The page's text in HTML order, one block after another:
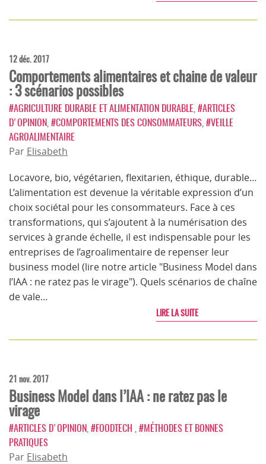
12 déc. 2017
Comportements alimentaires et chaine de valeur
: 3 scénarios possibles
#AGRICULTURE DURABLE ET ALIMENTATION DURABLE #ARTICLES
D'OPINION #COMPORTEMENTS DES CONSOMMATEURS #VEILLE
AGROALIMENTAIRE
Par Elisabeth
Locavore, bio, végétarien, flexitarien, éthique, durable…
L’alimentation est devenue la véritable expression d’un
choix sociétal pour les consommateurs. Face à ces
transformations, qui s’ajoutent à la numérisation des
services à grande échelle, il est indispensable pour les
entreprises de l’agroalimentaire de repenser leur
business model (lire notre article "Business Model dans
l’IAA : ne ratez pas le virage"). Quels scénarios de chaîne
de vale…
LIRE LA SUITE
21 nov. 2017
Business Model dans l’IAA : ne ratez pas le
virage
#ARTICLES D'OPINION #FOODTECH #MÉTHODES ET BONNES
PRATIQUES
Par Elisabeth